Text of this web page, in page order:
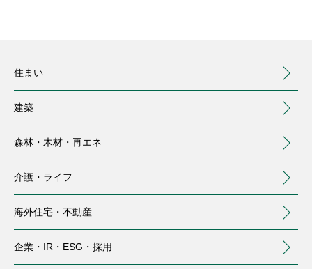
住まい
建築
森林・木材・ 再エネ
介護・ ライフ
海外住宅・ 不動産
企業・IR・ ESG・採用